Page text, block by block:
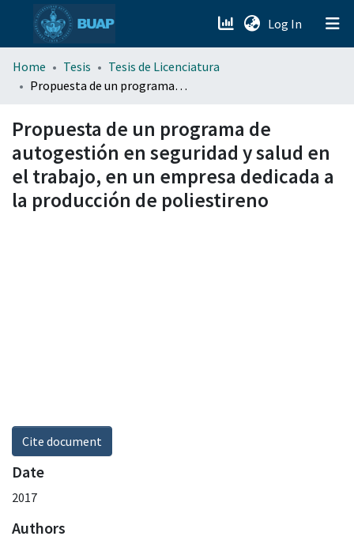
Log In (current)
menu.section.about_menu
Home Tesis
Tesis de Licenciatura
Propuesta de un programa de autogestión en seguridad y salud en el trabajo, en un empresa dedicada a la producción de poliestireno
Propuesta de un programa de
autogestión en seguridad y salud en
el trabajo, en un empresa dedicada a
la producción de poliestireno
Cite document
Date
2017
Authors